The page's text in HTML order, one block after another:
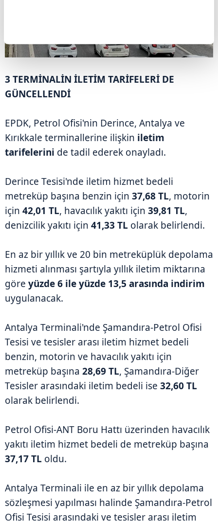
3 TERMİNALİN İLETİM TARİFELERİ DE
GÜNCELLENDİ
EPDK, Petrol Ofisi'nin Derince, Antalya ve
Kırıkkale terminallerine ilişkin iletim
tarifelerini de tadil ederek onayladı.
Derince Tesisi'nde iletim hizmet bedeli
metreküp başına benzin için 37,68 TL, motorin
için 42,01 TL, havacılık yakıtı için 39,81 TL,
denizcilik yakıtı için 41,33 TL olarak belirlendi.
En az bir yıllık ve 20 bin metreküplük depolama
hizmeti alınması şartıyla yıllık iletim miktarına
göre yüzde 6 ile yüzde 13,5 arasında indirim
uygulanacak.
Antalya Terminali'nde Şamandıra-Petrol Ofisi
Tesisi ve tesisler arası iletim hizmet bedeli
benzin, motorin ve havacılık yakıtı için
metreküp başına 28,69 TL, Şamandıra-Diğer
Tesisler arasındaki iletim bedeli ise 32,60 TL
olarak belirlendi.
Petrol Ofisi-ANT Boru Hattı üzerinden havacılık
yakıtı iletim hizmet bedeli de metreküp başına
37,17 TL oldu.
Antalya Terminali ile en az bir yıllık depolama
sözleşmesi yapılması halinde Şamandıra-Petrol
Ofisi Tesisi arasındaki ve tesisler arası iletim